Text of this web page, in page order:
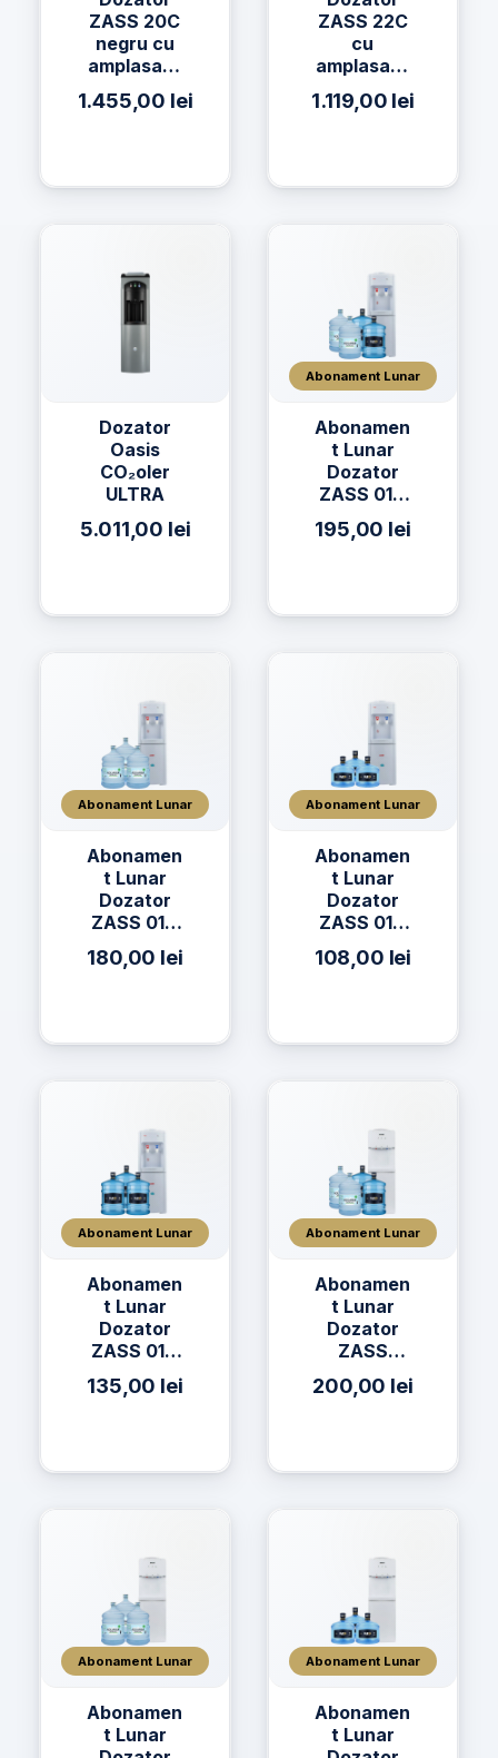
ZASS 20C
negru cu
amplasare
la baza si
1.455,00 lei
ZASS 22C
cu
amplasare
a bidonului
la baza si
1.119,00 lei
Dozator
Oasis
CO₂oler
ULTRA
5.011,00 lei
Abonament Lunar
Abonamen
t Lunar
Dozator
ZASS 01C
h2on 19L +
195,00 lei
Abonament Lunar
Abonamen
t Lunar
Dozator
ZASS 01C
AQUAVIA
180,00 lei
Abonament Lunar
Abonamen
t Lunar
Dozator
ZASS 01C
h2on 11L
108,00 lei
Abonament Lunar
Abonamen
t Lunar
Dozator
ZASS 01C
+ 3 x Apă
h2on 19L
135,00 lei
Abonament Lunar
Abonamen
t Lunar
Dozator
ZASS
17CNS + 2
x Apă h2on
200,00 lei
Abonament Lunar
Abonamen
t Lunar
Abonament Lunar
Abonamen
t Lunar